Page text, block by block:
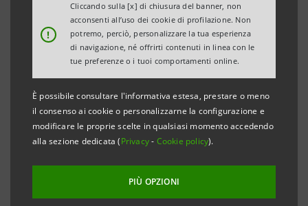
!
Cliccando sulla [x] di chiusura del banner, non
acconsenti all’uso dei cookie di profilazione. Non
potremo, perciò, personalizzare la tua esperienza
di navigazione, né offrirti contenuti in linea con le
tue preferenze o i tuoi comportamenti online.
È possibile consultare l'informativa estesa, prestare o meno
il consenso ai cookie o personalizzarne la configurazione e
modificare le proprie scelte in qualsiasi momento accedendo
alla sezione dedicata (Privacy- Cookie policy).
PIÙ OPZIONI
COMUNICAZIONI,
DOCUMENTI E
INFORMAZIONI
(COMPLESSIVAMENTE, LE
“INFORMAZIONI”), L’
ACCESSO ALLE QUALI
PUO’ ESSERE OGGETTO DI
ANNOUNCEMENTS,
DOCUMENTS AND
INFORMATION
“INFORMATION”),
ACCESS TO WHICH
MAY BE RESTRICTED